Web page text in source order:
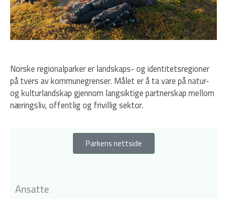
Norske regionalparker er landskaps- og identitetsregioner
på tvers av kommunegrenser. Målet er å ta vare på natur-
og kulturlandskap gjennom langsiktige partnerskap mellom
næringsliv, offentlig og frivillig sektor.
Parkens nettside
Ansatte